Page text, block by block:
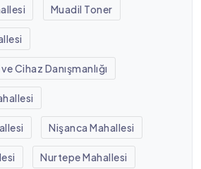
Muadil Toner
Cihaz Danışmanlığı
Nişanca Mahallesi
Nurtepe Mahallesi